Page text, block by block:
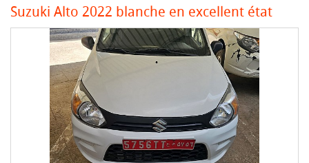
Suzuki Alto 2022 blanche en excellent état